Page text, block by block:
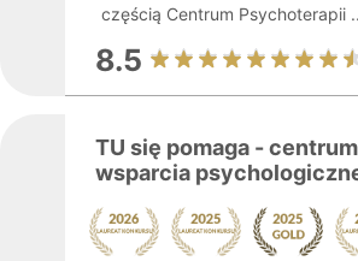
częścią Centrum Psychoterapii
8.5
TU się pomaga -
wsparcia